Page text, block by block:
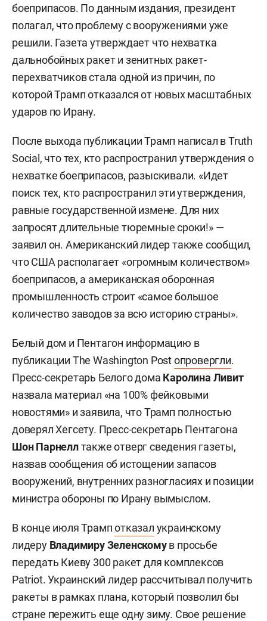
боеприпасов. По данным издания, президент
полагал, что проблему с вооружениями уже
решили. Газета утверждает что нехватка
дальнобойных ракет и зенитных ракет-
перехватчиков стала одной из причин, по
которой Трамп отказался от новых масштабных
ударов по Ирану.
После выхода публикации Трамп написал в Truth
Social, что тех, кто распространил утверждения о
нехватке боеприпасов, разыскивали. «Идет
поиск тех, кто распространил эти утверждения,
равные государственной измене. Для них
запросят длительные тюремные сроки!» —
заявил он. Американский лидер также сообщил,
что США располагает «огромным количеством»
боеприпасов, а американская оборонная
промышленность строит «самое большое
количество заводов за всю историю страны».
Белый дом и Пентагон информацию в
публикации The Washington Postопровергли.
Пресс-секретарь Белого дома Каролина Ливит
назвала материал «на 100% фейковыми
новостями» и заявила, что Трамп полностью
доверял Хегсету. Пресс-секретарь Пентагона
Шон Парнеллтакже отверг сведения газеты,
назвав сообщения об истощении запасов
вооружений, внутренних разногласиях и позиции
министра обороны по Ирану вымыслом.
В конце июля Трампотказал украинскому
лидеру Владимиру Зеленскомув просьбе
передать Киеву 300 ракет для комплексов
Patriot. Украинский лидер рассчитывал получить
ракеты в рамках плана, который позволил бы
стране пережить еще одну зиму. Свое решение